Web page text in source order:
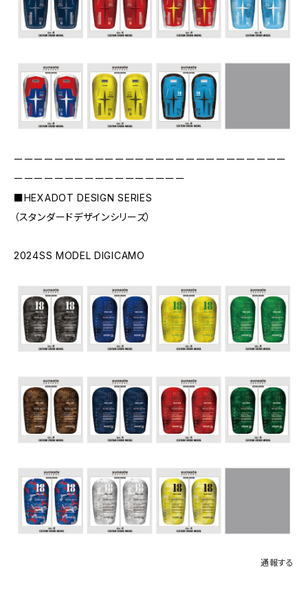
ーーーーーーーーーーーーーーーーーーーーーーーーーーー
ーーーーーーーーーーーーーーーーー
■HEXADOT DESIGN SERIES
（スタンダードデザインシリーズ）
2024SS MODEL DIGICAMO
通報する